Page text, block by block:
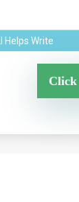
Helps Write